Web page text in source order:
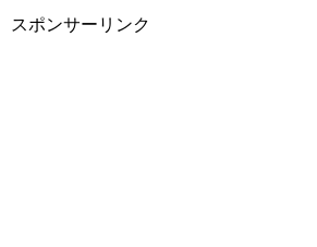
スポンサーリンク